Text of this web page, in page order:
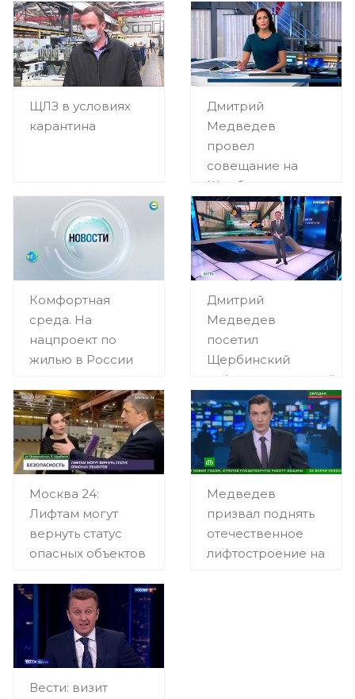
ЩЛЗ в условиях
карантина
Дмитрий
Медведев
провел
совещание на
Щербинском
лифтостроительном
заводе
Комфортная
среда. На
нацпроект по
жилью в России
рублей
Дмитрий
Медведев
посетил
Щербинский
лифтостроительный
завод
Москва 24:
Лифтам могут
вернуть статус
опасных объектов
Медведев
призвал поднять
отечественное
лифтостроение на
Вести: визит